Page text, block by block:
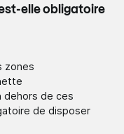
elle obligatoire
zones
dehors de ces
de disposer